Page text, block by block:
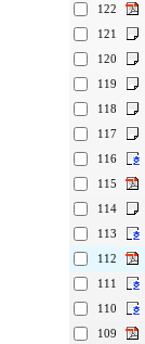
122
121
120
119
118
117
116
115
114
113
112
111
110
109